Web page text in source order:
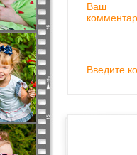
Ваш
Введите